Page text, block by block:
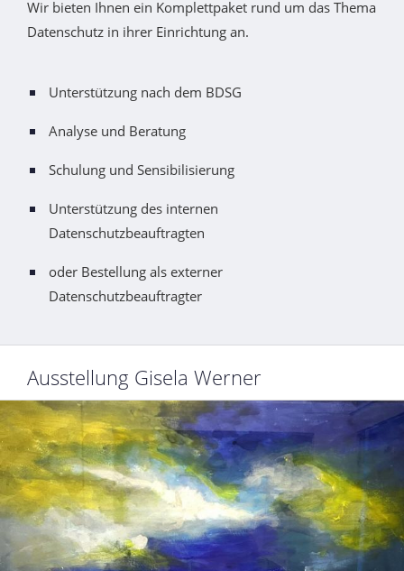
Wir bieten Ihnen ein Komplettpaket rund um das Thema
Datenschutz in ihrer Einrichtung an.
Unterstützung nach dem BDSG
Analyse und Beratung
Schulung und Sensibilisierung
Unterstützung des internen
Datenschutzbeauftragten
oder Bestellung als externer
Datenschutzbeauftragter
Ausstellung Gisela Werner